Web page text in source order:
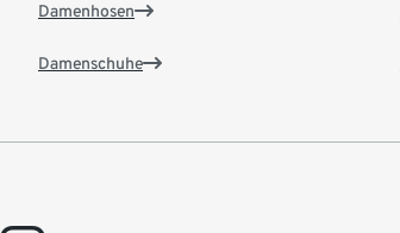
Damenhosen
Damenschuhe